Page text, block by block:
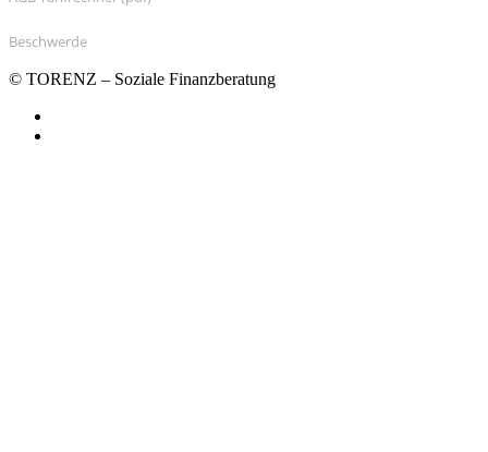
Beschwerde
© TORENZ – Soziale Finanzberatung